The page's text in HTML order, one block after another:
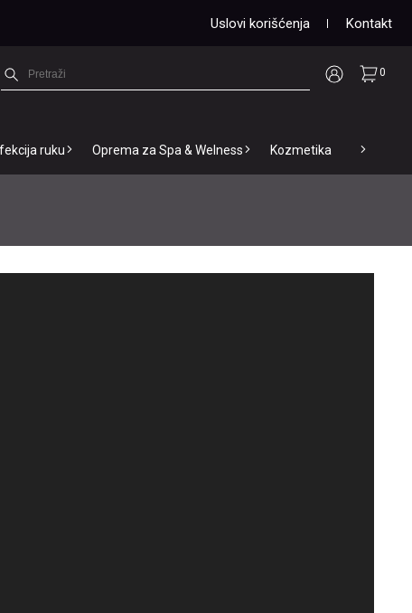
Uslovi korišćenja Kontakt
0
ruku Oprema za Spa & Welness Kozmetika